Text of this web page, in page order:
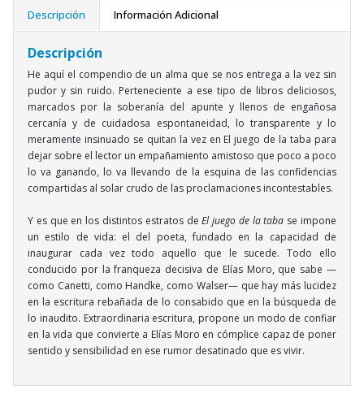
Descripción Información Adicional
Descripción
He aquí el compendio de un alma que se nos entrega a la vez sin
pudor y sin ruido. Perteneciente a ese tipo de libros deliciosos,
marcados por la soberanía del apunte y llenos de engañosa
cercanía y de cuidadosa espontaneidad, lo transparente y lo
meramente insinuado se quitan la vez en El juego de la taba para
dejar sobre el lector un empañamiento amistoso que poco a poco
lo va ganando, lo va llevando de la esquina de las confidencias
compartidas al solar crudo de las proclamaciones incontestables.
Y es que en los distintos estratos deEl juego de la taba se impone
un estilo de vida: el del poeta, fundado en la capacidad de
inaugurar cada vez todo aquello que le sucede. Todo ello
conducido por la franqueza decisiva de Elías Moro, que sabe —
como Canetti, como Handke, como Walser— que hay más lucidez
en la escritura rebañada de lo consabido que en la búsqueda de
lo inaudito. Extraordinaria escritura, propone un modo de confiar
en la vida que convierte a Elías Moro en cómplice capaz de poner
sentido y sensibilidad en ese rumor desatinado que es vivir.